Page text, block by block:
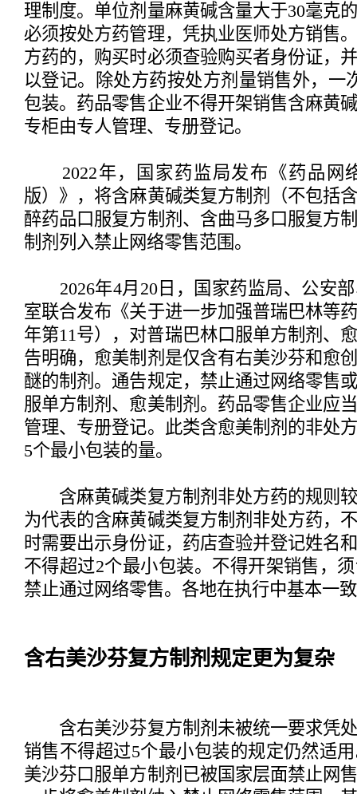
理制度。单位剂量麻黄碱含量大于30毫克
必须按处方药管理，凭执业医师处方销售
方药的，购买时必须查验购买者身份证，
以登记。除处方药按处方剂量销售外，一
包装。药品零售企业不得开架销售含麻黄
专柜由专人管理、专册登记。
2022年，国家药监局发布《药品网
版）》，将含麻黄碱类复方制剂（不包括
醉药品口服复方制剂、含曲马多口服复方
制剂列入禁止网络零售范围。
2026年4月20日，国家药监局、公安部
室联合发布《关于进一步加强普瑞巴林等
年第11号），对普瑞巴林口服单方制剂、
告明确，愈美制剂是仅含有右美沙芬和愈
醚的制剂。通告规定，禁止通过网络零售
服单方制剂、愈美制剂。药品零售企业应
管理、专册登记。此类含愈美制剂的非处
5个最小包装的量。
含麻黄碱类复方制剂非处方药的规则较
为代表的含麻黄碱类复方制剂非处方药，
时需要出示身份证，药店查验并登记姓名
不得超过2个最小包装。不得开架销售，
禁止通过网络零售。各地在执行中基本一
含右美沙芬复方制剂规定更为复杂
含右美沙芬复方制剂未被统一要求凭处
销售不得超过5个最小包装的规定仍然适
美沙芬口服单方制剂已被国家层面禁止网